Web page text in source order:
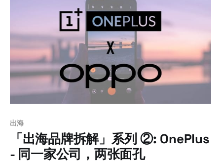
出海
「出海品牌拆解」系列 ②: OnePlus
- 同一家公司，两张面孔